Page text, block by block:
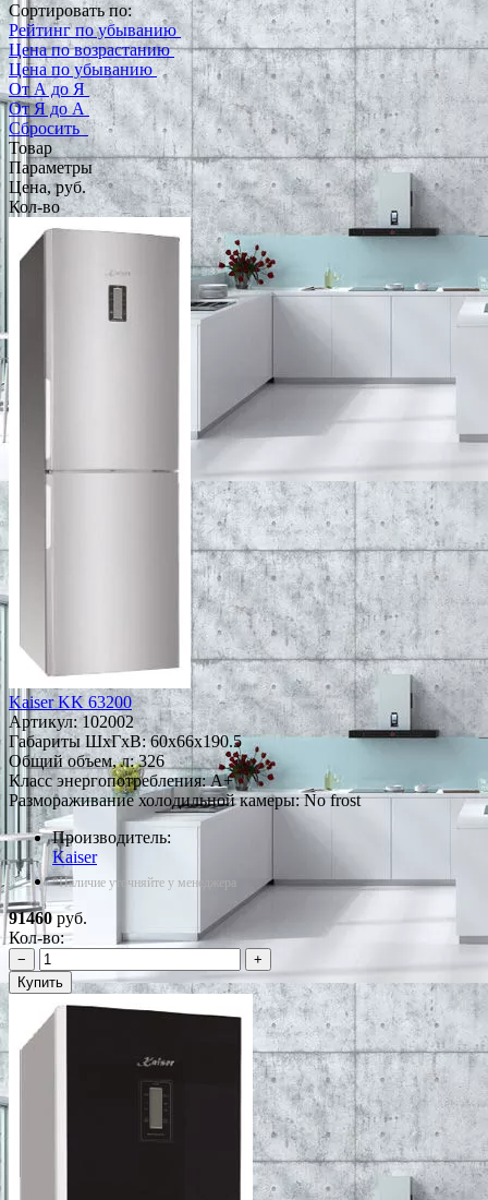
Сортировать по:
Рейтинг по убыванию
Цена по возрастанию
Цена по убыванию
От А до Я
От Я до А
Сбросить
Товар
Параметры
Цена, руб.
Кол-во
Kaiser KK 63200
Артикул:102002
Габариты ШxГxВ: 60x66x190.5
Общий объем, л: 326
Класс энергопотребления: A+
Размораживание холодильной камеры: No frost
Производитель:
Kaiser
*Наличие уточняйте у менеджера
91460руб.
Кол-во:
−
+
Купить